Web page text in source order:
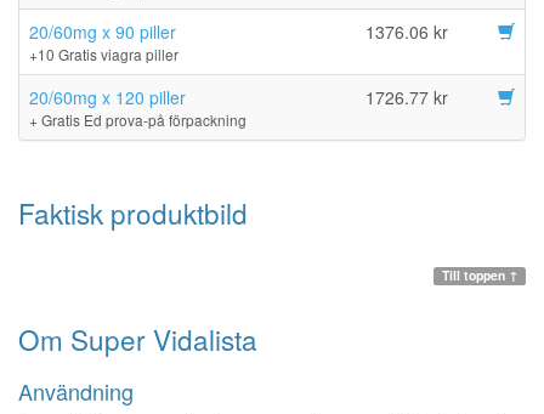
20/60mg x 90 piller
+10 Gratis viagra piller
1376.06 kr
20/60mg x 120 piller
+ Gratis Ed prova-på förpackning
1726.77 kr
Faktisk produktbild
Till toppen ↑
Om Super Vidalista
Användning